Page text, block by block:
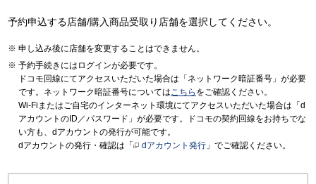
予約申込する店舗/購入商品受取り店舗を選択してください。
申し込み後に店舗を変更することはできません。
予約手続きにはログインが必要です。
ドコモ回線にてアクセスいただいた場合は「ネットワーク暗証番号」が必要
です。ネットワーク暗証番号についてはこちら をご確認ください。
Wi-Fiまたはご自宅のインターネット環境にてアクセスいただいた場合は「d
アカウントのID／パスワード」が必要です。ドコモの契約回線をお持ちでな
い方も、dアカウントの発行が可能です。
dアカウントの発行・確認は「
dアカウント発行 」でご確認ください。